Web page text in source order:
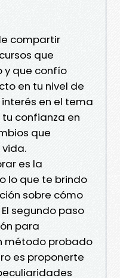
compartir
que
y que confío
en tu nivel de
en el tema
confianza en
que
es la
lo que te brindo
sobre cómo
segundo paso
para
método probado
es proponerte